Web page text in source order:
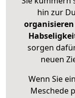
hin zur
sorgen
neuen
Wenn Sie
Meschede